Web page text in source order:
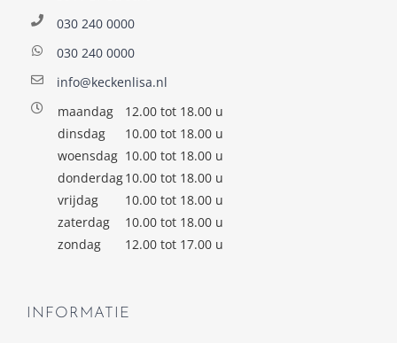
030 240 0000
030 240 0000
info@keckenlisa.nl
maandag
12.00 tot 18.00 u
dinsdag
10.00 tot 18.00 u
woensdag 10.00 tot 18.00 u
donderdag10.00 tot 18.00 u
vrijdag
10.00 tot 18.00 u
zaterdag
10.00 tot 18.00 u
zondag
12.00 tot 17.00 u
INFORMATIE